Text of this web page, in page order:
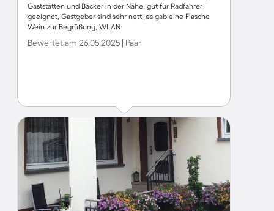
Gaststätten und Bäcker in der Nähe, gut für Radfahrer
geeignet, Gastgeber sind sehr nett, es gab eine Flasche
Wein zur Begrüßung, WLAN
Bewertet am 26.05.2025 | Paar